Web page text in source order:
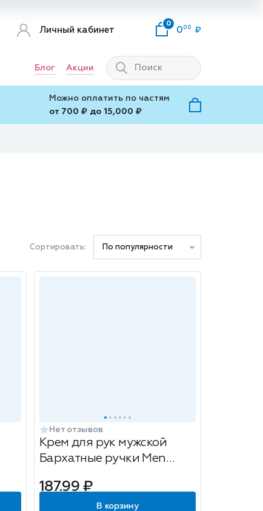
Личный кабинет
0
0 00
Блог Акции
Можно оплатить по частям
от 700 ₽ до 15,000 ₽
Сортировать: По популярности
Нет отзывов
Крем для рук мужской
Бархатные ручки Men
187.99 ₽
В корзину